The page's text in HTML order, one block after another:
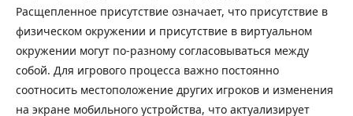
Расщепленное присутствие означает, что присутствие в
физическом окружении и присутствие в виртуальном
окружении могут по-разному согласовываться между
собой. Для игрового процесса важно постоянно
соотносить местоположение других игроков и изменения
на экране мобильного устройства, что актуализирует